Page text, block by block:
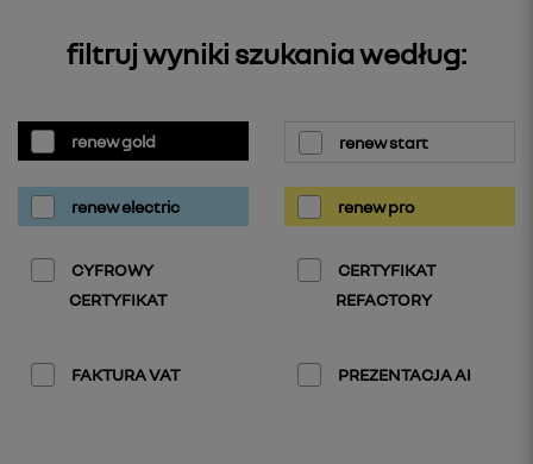
filtruj wyniki szukania według:
renew gold renew start
renew electric renew pro
CYFROWY
CERTYFIKAT
CERTYFIKAT
REFACTORY
FAKTURA VAT PREZENTACJA AI